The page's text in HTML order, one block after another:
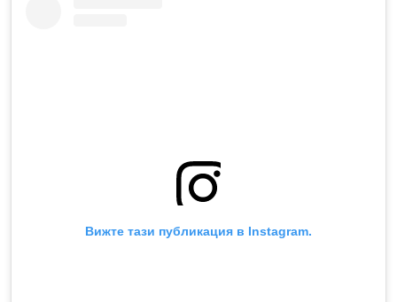
Вижте тази публикация в Instagram.